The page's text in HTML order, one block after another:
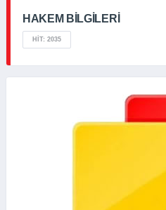
HAKEM BILGILERI
HIT: 2035